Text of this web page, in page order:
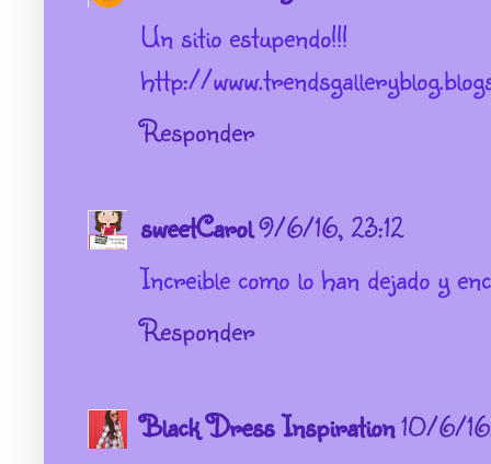
Un sitio estupendo!!!
http://
Responder
sweetCarol9/6/16, 23:12
Increible como lo han dejado y
Responder
Black Dress Inspiration10/6/